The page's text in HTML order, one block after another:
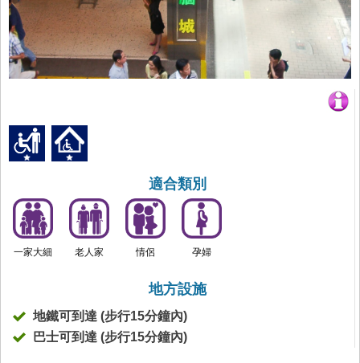
適合類別
一家大細 老人家 情侶 孕婦
地方設施
地鐵可到達 (步行15分鐘內)
巴士可到達 (步行15分鐘內)